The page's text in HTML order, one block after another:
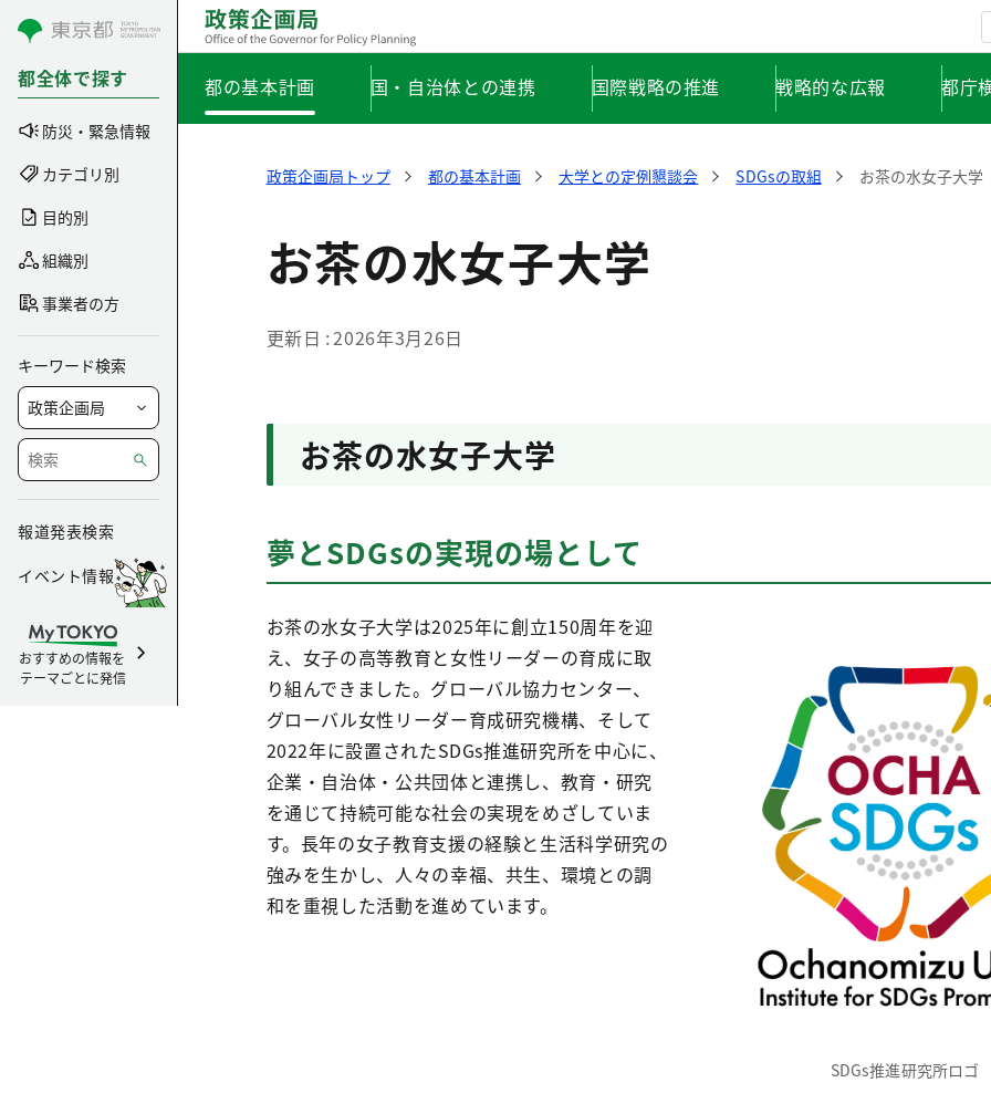
コンテンツにスキップ
都全体で探す
防災・緊急情報
カテゴリ別
目的別
組織別
事業者の方
キーワード検索
報道発表検索
イベント情報
おすすめの情報を
テーマごとに発信
都の基本計画 国・自治体との連携 国際戦略の推進 戦略的な広報 都庁
政策企画局トップ 都の基本計画 大学との定例懇談会 SDGsの取組 お茶の水女子大学
お茶の水女子大学
更新日 2026年3月26日
お茶の水女子大学
夢とSDGsの実現の場として
お茶の水女子大学は2025年に創立150周年を迎
え、女子の高等教育と女性リーダーの育成に取
り組んできました。グローバル協力センター、
グローバル女性リーダー育成研究機構、そして
2022年に設置されたSDGs推進研究所を中心に、
企業・自治体・公共団体と連携し、教育・研究
を通じて持続可能な社会の実現をめざしていま
す。長年の女子教育支援の経験と生活科学研究の
強みを生かし、人々の幸福、共生、環境との調
和を重視した活動を進めています。
SDGs推進研究所ロゴ